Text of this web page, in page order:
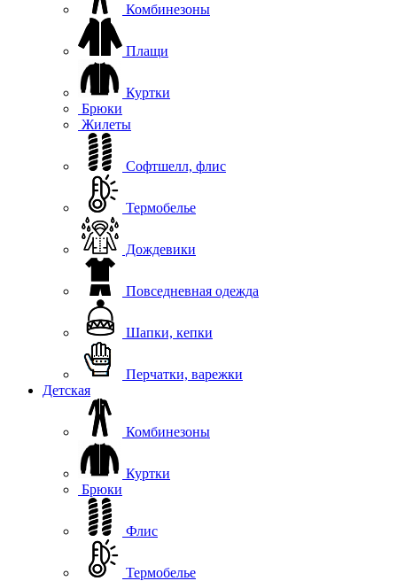
Комбинезоны
Плащи
Куртки
Брюки
Жилеты
Софтшелл, флис
Термобелье
Дождевики
Повседневная одежда
Шапки, кепки
Перчатки, варежки
Детская
Комбинезоны
Куртки
Брюки
Флис
Термобелье